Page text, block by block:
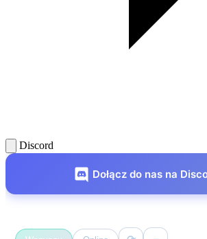
Discord
Dołącz do nas na